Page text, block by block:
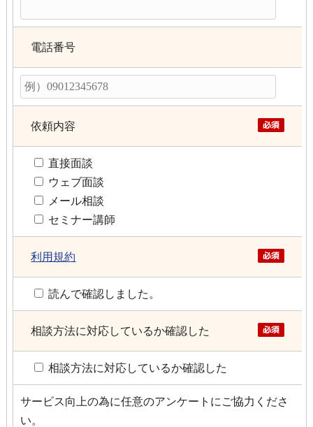
電話番号
依頼内容
直接面談
ウェブ面談
メール相談
セミナー講師
利用規約
読んで確認しました。
相談方法に対応しているか確認した
相談方法に対応しているか確認した
サービス向上の為に任意のアンケートにご協力くださ
い。